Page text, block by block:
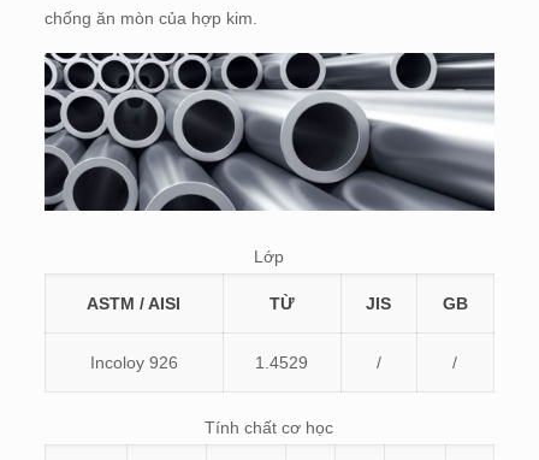
chống ăn mòn của hợp kim.
Lớp
ASTM / AISI TỪ JIS GB
Incoloy 926 1.4529 / /
Tính chất cơ học